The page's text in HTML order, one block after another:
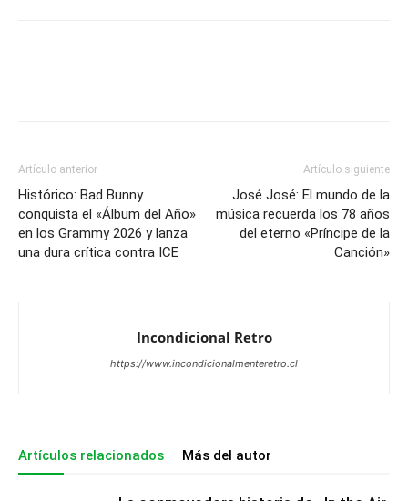
Artículo anterior
Histórico: Bad Bunny
conquista el «Álbum del Año»
en los Grammy 2026 y lanza
una dura crítica contra ICE
Artículo siguiente
José José: El mundo de la
música recuerda los 78 años
del eterno «Príncipe de la
Canción»
Incondicional Retro
https://www.incondicionalmenteretro.cl
Artículos relacionados Más del autor